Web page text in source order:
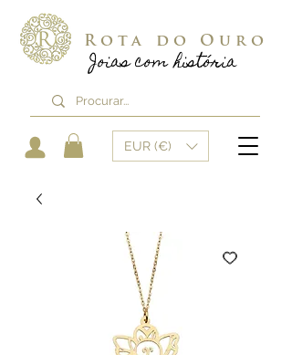
Joias com história
Rota do Ouro
EUR (€)